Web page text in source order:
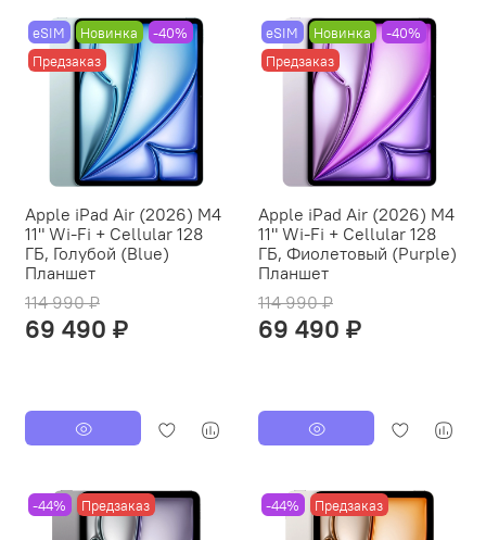
eSIM Новинка
-40%
Предзаказ
Apple iPad Air (2026) M4
11" Wi-Fi + Cellular 128
ГБ, Голубой (Blue)
Планшет
114 990 ₽
69 490 ₽
eSIM Новинка
-40%
Предзаказ
Apple iPad Air (2026) M4
11" Wi-Fi + Cellular 128
ГБ, Фиолетовый (Purple)
Планшет
114 990 ₽
69 490 ₽
-44% Предзаказ -44% Предзаказ